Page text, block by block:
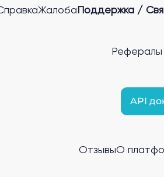
Жалоба Поддержка /
API
ОтзывыО